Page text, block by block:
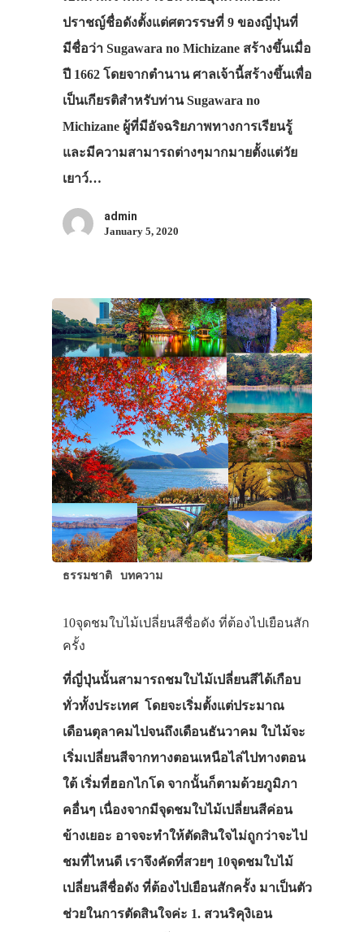
ปราชญ์ชื่อดังตั้งแต่ศตวรรษที่ 9 ของญี่ปุ่นที่
มีชื่อว่า Sugawara no Michizane สร้างขึ้นเมื่อ
ปี 1662 โดยจากตำนาน ศาลเจ้านี้สร้างขึ้นเพื่อ
เป็นเกียรติสำหรับท่าน Sugawara no
Michizane ผู้ที่มีอัจฉริยภาพทางการเรียนรู้
และมีความสามารถต่างๆมากมายตั้งแต่วัย
เยาว์…
admin
January 5, 2020
ธรรมชาติ บทความ
10จุดชมใบไม้เปลี่ยนสีชื่อดัง ที่ต้องไปเยือนสัก
ครั้ง
ที่ญี่ปุ่นนั้นสามารถชมใบไม้เปลี่ยนสีได้เกือบ
ทั่วทั้งประเทศ โดยจะเริ่มตั้งแต่ประมาณ
เดือนตุลาคมไปจนถึงเดือนธันวาคม ใบไม้จะ
เริ่มเปลี่ยนสีจากทางตอนเหนือไล่ไปทางตอน
ใต้ เริ่มที่ฮอกไกโด จากนั้นก็ตามด้วยภูมิภา
คอื่นๆ เนื่องจากมีจุดชมใบไม้เปลี่ยนสีค่อน
ข้างเยอะ อาจจะทำให้ตัดสินใจไม่ถูกว่าจะไป
ชมที่ไหนดี เราจึงคัดที่สวยๆ 10จุดชมใบไม้
เปลี่ยนสีชื่อดัง ที่ต้องไปเยือนสักครั้ง มาเป็นตัว
ช่วยในการตัดสินใจค่ะ 1. สวนริคุงิเอน